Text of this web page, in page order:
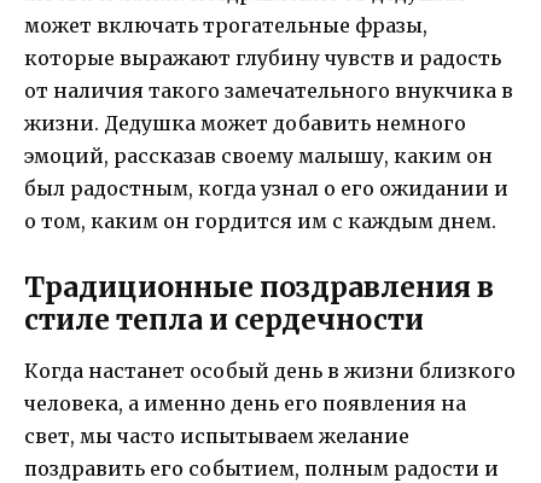
может включать трогательные фразы,
которые выражают глубину чувств и радость
от наличия такого замечательного внукчика в
жизни. Дедушка может добавить немного
эмоций, рассказав своему малышу, каким он
был радостным, когда узнал о его ожидании и
о том, каким он гордится им с каждым днем.
Традиционные поздравления в
стиле тепла и сердечности
Когда настанет особый день в жизни близкого
человека, а именно день его появления на
свет, мы часто испытываем желание
поздравить его событием, полным радости и